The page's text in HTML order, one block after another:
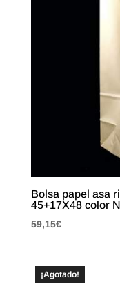
Bolsa papel asa
45+17X48 color
59,15€
¡Agotado!